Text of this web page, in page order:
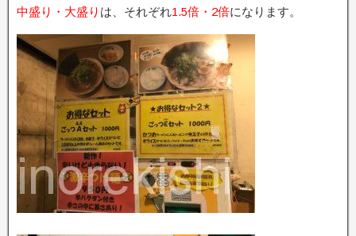
中盛り・大盛り は、それぞれ1.5倍・2倍になります。